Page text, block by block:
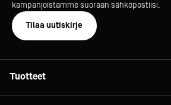
kampanjoistamme suoraan sähköpostiisi.
Tilaa uutiskirje
Tuotteet